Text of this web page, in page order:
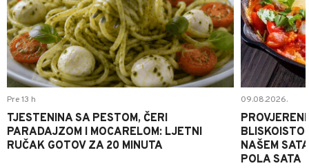
Pre 13 h
TJESTENINA SA PESTOM, ČERI
PARADAJZOM I MOCARELOM: LJETNI
RUČAK GOTOV ZA 20 MINUTA
09.08.2026.
NAŠEM
POLA SATA